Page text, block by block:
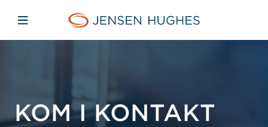
Jensen Hughes Danish
Åbn mobilnavigation
KOM I KONTAKT